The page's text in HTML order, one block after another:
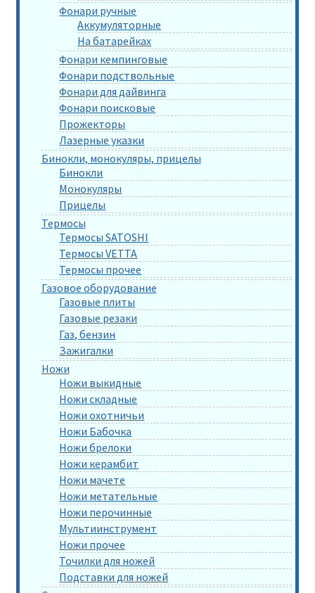
Фонари ручные
Аккумуляторные
На батарейках
Фонари кемпинговые
Фонари подствольные
Фонари для дайвинга
Фонари поисковые
Прожекторы
Лазерные указки
Бинокли, монокуляры, прицелы
Бинокли
Монокуляры
Прицелы
Термосы
Термосы SATOSHI
Термосы VETTA
Термосы прочее
Газовое оборудование
Газовые плиты
Газовые резаки
Газ, бензин
Зажигалки
Ножи
Ножи выкидные
Ножи складные
Ножи охотничьи
Ножи Бабочка
Ножи брелоки
Ножи керамбит
Ножи мачете
Ножи метательные
Ножи перочинные
Мультиинструмент
Ножи прочее
Точилки для ножей
Подставки для ножей